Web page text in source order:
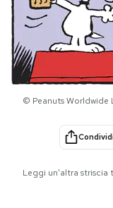
Cultura
Economia
PODCAST
NEWSLETTER
© Peanuts Worldwide
Condividi
Leggi un'altra striscia